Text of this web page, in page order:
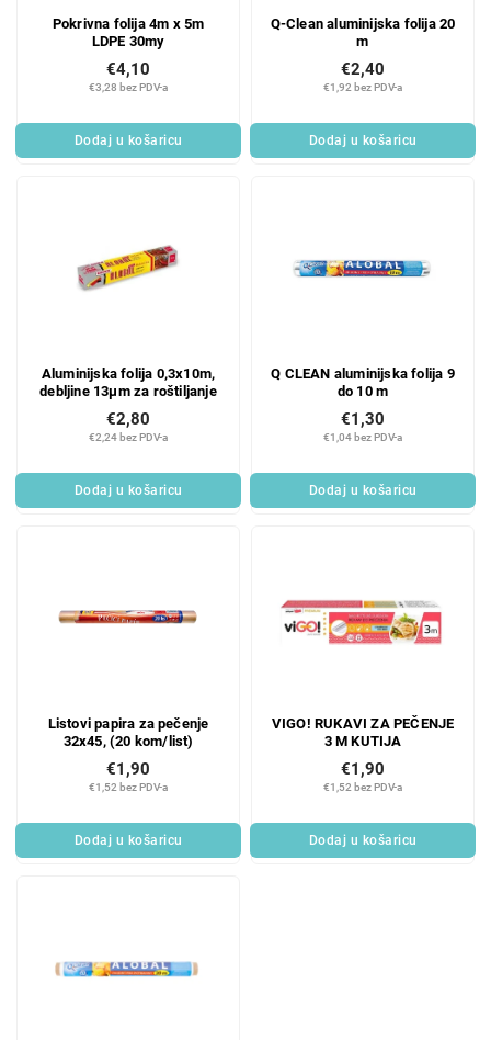
Pokrivna folija 4m x 5m
LDPE 30my
€3,28 bez PDV-a
€4,10
Dodaj u košaricu
Q-Clean aluminijska folija 20
m
€1,92 bez PDV-a
€2,40
Dodaj u košaricu
Aluminijska folija 0,3x10m,
debljine 13µm za roštiljanje
€2,24 bez PDV-a
€2,80
Dodaj u košaricu
Q CLEAN aluminijska folija 9
do 10 m
€1,04 bez PDV-a
€1,30
Dodaj u košaricu
Listovi papira za pečenje
32x45, (20 kom/list)
€1,52 bez PDV-a
€1,90
Dodaj u košaricu
VIGO! RUKAVI ZA PEČENJE
3 M KUTIJA
€1,52 bez PDV-a
€1,90
Dodaj u košaricu